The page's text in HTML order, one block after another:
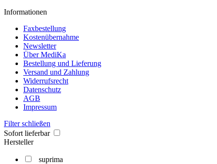
Informationen
Faxbestellung
Kostenübernahme
Newsletter
Über MediKa
Bestellung und Lieferung
Versand und Zahlung
Widerrufsrecht
Datenschutz
AGB
Impressum
Filter schließen
Sofort lieferbar
Hersteller
suprima